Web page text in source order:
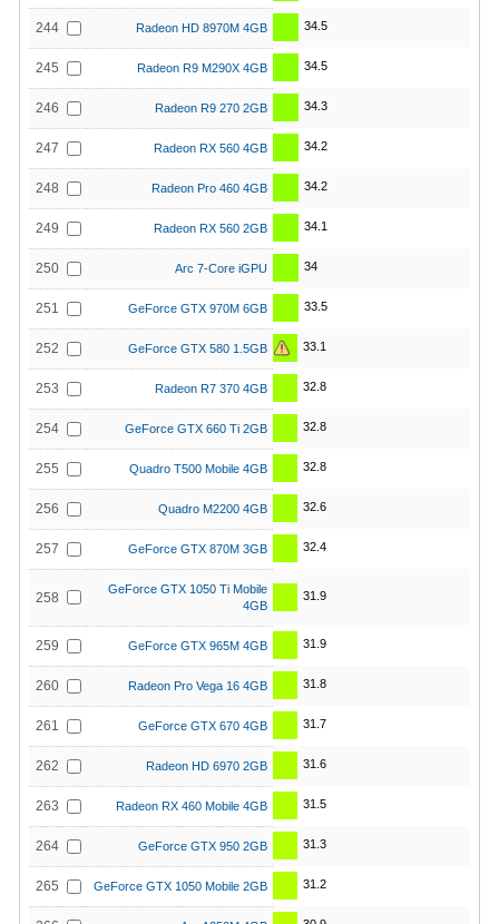
244 Radeon HD 8970M 4GB 34.5
245 Radeon R9 M290X 4GB 34.5
246 Radeon R9 270 2GB 34.3
247 Radeon RX 560 4GB 34.2
248 Radeon Pro 460 4GB 34.2
249 Radeon RX 560 2GB 34.1
250 Arc 7-Core iGPU 34
251 GeForce GTX 970M 6GB 33.5
252 GeForce GTX 580 1.5GB 33.1
253 Radeon R7 370 4GB 32.8
254 GeForce GTX 660 Ti 2GB 32.8
255 Quadro T500 Mobile 4GB 32.8
256 Quadro M2200 4GB 32.6
257 GeForce GTX 870M 3GB 32.4
258
GeForce GTX 1050 Ti Mobile
4GB
31.9
259 GeForce GTX 965M 4GB 31.9
260 Radeon Pro Vega 16 4GB 31.8
261 GeForce GTX 670 4GB 31.7
262 Radeon HD 6970 2GB 31.6
263 Radeon RX 460 Mobile 4GB 31.5
264 GeForce GTX 950 2GB 31.3
265 GeForce GTX 1050 Mobile 2GB 31.2